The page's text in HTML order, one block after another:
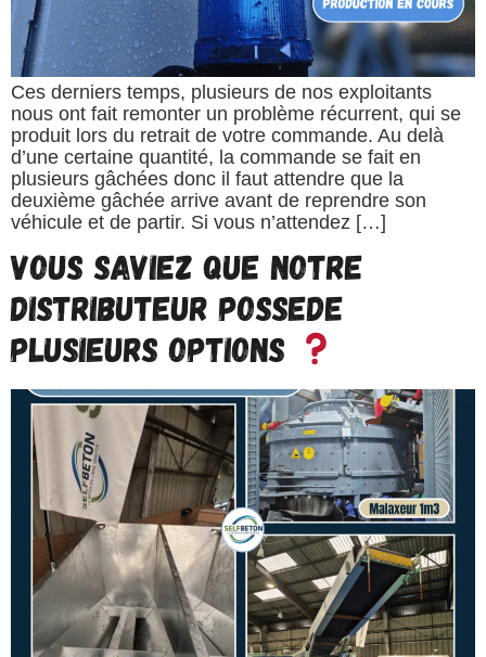
Ces derniers temps, plusieurs de nos exploitants
nous ont fait remonter un problème récurrent, qui se
produit lors du retrait de votre commande. Au delà
d’une certaine quantité, la commande se fait en
plusieurs gâchées donc il faut attendre que la
deuxième gâchée arrive avant de reprendre son
véhicule et de partir. Si vous n’attendez […]
VOUS SAVIEZ QUE NOTRE
DISTRIBUTEUR POSSEDE
PLUSIEURS OPTIONS